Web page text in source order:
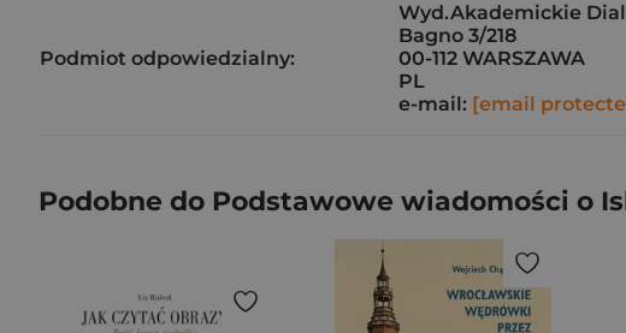
Podmiot odpowiedzialny:
Wyd.Akademickie
Bagno 3/218
00-112 WARSZAWA
PL
e-mail: [email
Podobne do Podstawowe wiadomości o